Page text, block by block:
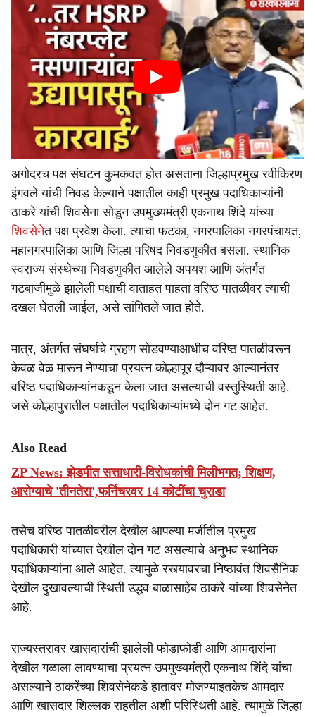
अगोदरच पक्ष संघटन कुमकवत होत असताना जिल्हाप्रमुख रवीकिरण
इंगवले यांची निवड केल्याने पक्षातील काही प्रमुख पदाधिकाऱ्यांनी
ठाकरे यांची शिवसेना सोडून उपमुख्यमंत्री एकनाथ शिंदे यांच्या
शिवसेनेत पक्ष प्रवेश केला. त्याचा फटका, नगरपालिका नगरपंचायत,
महानगरपालिका आणि जिल्हा परिषद निवडणुकीत बसला. स्थानिक
स्वराज्य संस्थेच्या निवडणुकीत आलेले अपयश आणि अंतर्गत
गटबाजीमुळे झालेली पक्षाची वाताहत पाहता वरिष्ठ पातळीवर त्याची
दखल घेतली जाईल, असे सांगितले जात होते.
मात्र, अंतर्गत संघर्षाचे ग्रहण सोडवण्याआधीच वरिष्ठ पातळीवरून
केवळ वेळ मारून नेण्याचा प्रयत्न कोल्हापूर दौऱ्यावर आल्यानंतर
वरिष्ठ पदाधिकाऱ्यांनकडून केला जात असल्याची वस्तुस्थिती आहे.
जसे कोल्हापुरातील पक्षातील पदाधिकाऱ्यांमध्ये दोन गट आहेत.
Also Read
ZP News: झेडपीत सत्ताधारी-विरोधकांची मिलीभगत; शिक्षण,
आरोग्याचे 'तीनतेरा',फर्निचरवर 14 कोटींचा चुराडा
तसेच वरिष्ठ पातळीवरील देखील आपल्या मर्जीतील प्रमुख
पदाधिकारी यांच्यात देखील दोन गट असल्याचे अनुभव स्थानिक
पदाधिकाऱ्यांना आले आहेत. त्यामुळे रस्त्यावरचा निष्ठावंत शिवसैनिक
देखील दुखावल्याची स्थिती उद्धव बाळासाहेब ठाकरे यांच्या शिवसेनेत
आहे.
राज्यस्तरावर खासदारांची झालेली फोडाफोडी आणि आमदारांना
देखील गळाला लावण्याचा प्रयत्न उपमुख्यमंत्री एकनाथ शिंदे यांचा
असल्याने ठाकरेंच्या शिवसेनेकडे हातावर मोजण्याइतकेच आमदार
आणि खासदार शिल्लक राहतील अशी परिस्थिती आहे. त्यामुळे जिल्हा